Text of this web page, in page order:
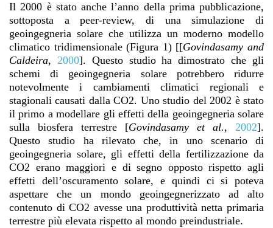
Il 2000 è stato anche l’anno della prima pubblicazione,
sottoposta a peer-review, di una simulazione di
geoingegneria solare che utilizza un moderno modello
climatico tridimensionale (Figura 1) [[Govindasamy and
Caldeira, 2000]. Questo studio ha dimostrato che gli
schemi di geoingegneria solare potrebbero ridurre
notevolmente i cambiamenti climatici regionali e
stagionali causati dalla CO2. Uno studio del 2002 è stato
il primo a modellare gli effetti della geoingegneria solare
sulla biosfera terrestre [Govindasamy et al., 2002].
Questo studio ha rilevato che, in uno scenario di
geoingegneria solare, gli effetti della fertilizzazione da
CO2 erano maggiori e di segno opposto rispetto agli
effetti dell’oscuramento solare, e quindi ci si poteva
aspettare che un mondo geoingegnerizzato ad alto
contenuto di CO2 avesse una produttività netta primaria
terrestre più elevata rispetto al mondo preindustriale.